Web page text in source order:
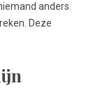
anders
Deze